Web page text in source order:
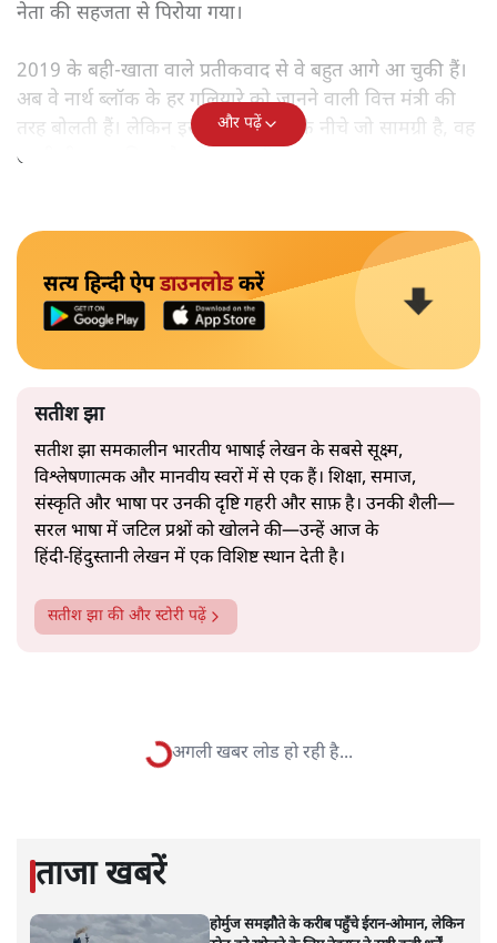
बजट पेश करने उठीं तो वे आसानी से रिकॉर्ड बुक में दर्ज हो गईं।
नएपन के सिर्फ़ सहनशक्ति कितनी दूर तक ले जा सकती है।
उनकी प्रस्तुति आत्मविश्वास से भरी थी। भाषण 90 मिनट चला और
एक ऐसे व्यक्ति की तरह बहता गया जो बजट‑दिवस की पूरी रस्में
नेता की सहजता से पिरोया गया।
2019 के बही‑खाता वाले प्रतीकवाद से वे बहुत आगे आ चुकी हैं।
अब वे नार्थ ब्लॉक के हर गलियारे को जानने वाली वित्त मंत्री की
तरह बोलती हैं। लेकिन इस आत्मविश्वास के नीचे जो सामग्री है, वह
सत्य हिन्दी ऐपडाउनलोडकरें
संस्कृति और भाषा पर उनकी दृष्टि गहरी और साफ़ है। उनकी शैली—
सरल भाषा में जटिल प्रश्नों को खोलने की—उन्हें आज के